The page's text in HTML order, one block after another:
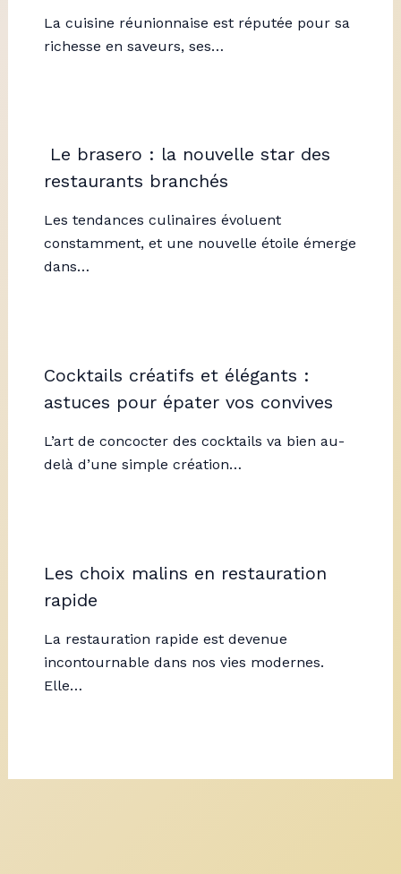
La cuisine réunionnaise est réputée pour sa
richesse en saveurs, ses…
Le brasero : la nouvelle star des
restaurants branchés
Les tendances culinaires évoluent
constamment, et une nouvelle étoile émerge
dans…
Cocktails créatifs et élégants :
astuces pour épater vos convives
L’art de concocter des cocktails va bien au-
delà d’une simple création…
Les choix malins en restauration
rapide
La restauration rapide est devenue
incontournable dans nos vies modernes.
Elle…